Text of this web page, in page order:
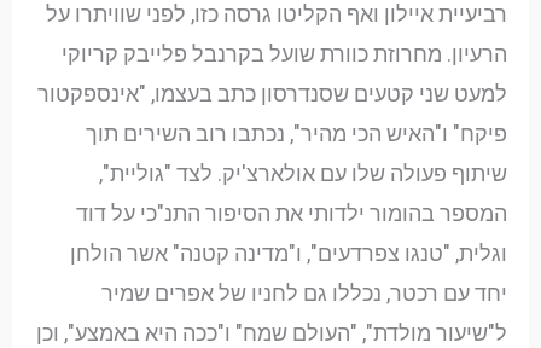
רביעיית איילון ואף הקליטו גרסה כזו, לפני שוויתרו על
הרעיון. מחרוזת כוורת שועל בקרנבל פלייבק קריוקי
למעט שני קטעים שסנדרסון כתב בעצמו, "אינספקטור
פיקח" ו"האיש הכי מהיר", נכתבו רוב השירים תוך
שיתוף פעולה שלו עם אולארצ'יק. לצד "גוליית",
המספר בהומור ילדותי את הסיפור התנ"כי על דוד
וגלית, "טנגו צפרדעים", ו"מדינה קטנה" אשר הולחן
יחד עם רכטר, נכללו גם לחניו של אפרים שמיר
ל"שיעור מולדת", "העולם שמח" ו"ככה היא באמצע", וכן